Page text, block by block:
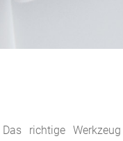
Das richtige